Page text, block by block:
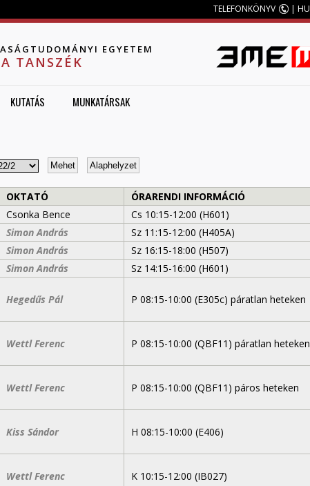
TELEFONKÖNYV | HU
EGYETEM
TANSZÉK
KUTATÁS MUNKATÁRSAK
OKTATÓ
ÓRARENDI INFORMÁCIÓ
Csonka Bence
Cs 10:15-12:00 (H601)
Simon András
Sz 11:15-12:00 (H405A)
Simon András
Sz 16:15-18:00 (H507)
Simon András
Sz 14:15-16:00 (H601)
Hegedűs Pál P 08:15-10:00 (E305c) páratlan heteken
Wettl Ferenc P 08:15-10:00 (QBF11) páratlan heteken
Wettl Ferenc P 08:15-10:00 (QBF11) páros heteken
Kiss Sándor H 08:15-10:00 (E406)
Wettl Ferenc K 10:15-12:00 (IB027)